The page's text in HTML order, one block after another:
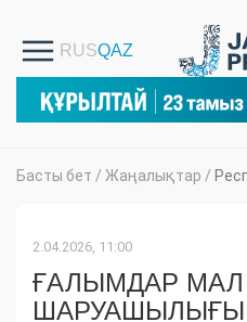
Басты бет / Жаңалықтар /
2.04.2026, 11:00
ҒАЛЫМДАР МАЛ